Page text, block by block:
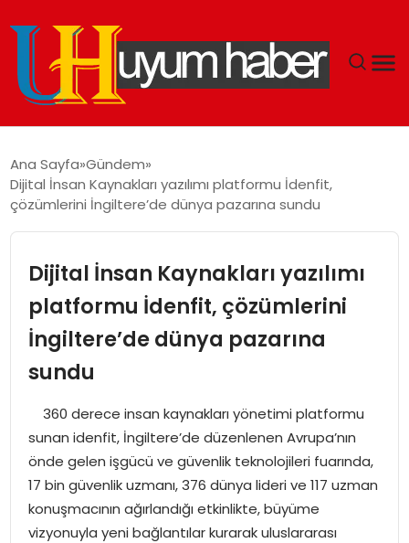
EKONOMI
DÜNYA
SPOR
SAĞLIK
MAGAZIN
YAŞAM
Ana Sayfa Gündem
Dijital İnsan Kaynakları yazılımı platformu İdenfit,
çözümlerini İngiltere’de dünya pazarına sundu
Dijital İnsan Kaynakları yazılımı
platformu İdenfit, çözümlerini
İngiltere’de dünya pazarına
sundu
360 derece insan kaynakları yönetimi platformu
sunan idenfit, İngiltere’de düzenlenen Avrupa’nın
önde gelen işgücü ve güvenlik teknolojileri fuarında,
17 bin güvenlik uzmanı, 376 dünya lideri ve 117 uzman
konuşmacının ağırlandığı etkinlikte, büyüme
vizyonuyla yeni bağlantılar kurarak uluslararası